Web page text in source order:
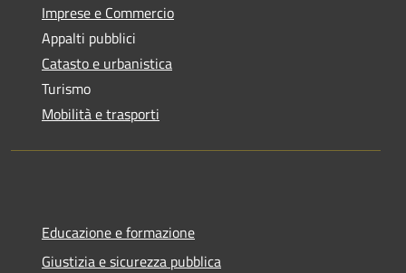
Imprese e Commercio
Appalti pubblici
Catasto e urbanistica
Turismo
Mobilità e trasporti
Educazione e formazione
Giustizia e sicurezza pubblica